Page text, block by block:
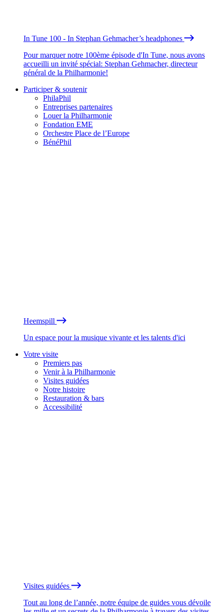
In Tune 100 - In Stephan Gehmacher’s headphones
Pour marquer notre 100ème épisode d'In Tune, nous avons
accueilli un invité spécial: Stephan Gehmacher, directeur
général de la Philharmonie!
Participer & soutenir
PhilaPhil
Entreprises partenaires
Louer la Philharmonie
Fondation EME
Orchestre Place de l’Europe
BénéPhil
Heemspill
Un espace pour la musique vivante et les talents d'ici
Votre visite
Premiers pas
Venir à la Philharmonie
Visites guidées
Notre histoire
Restauration & bars
Accessibilité
Visites guidées
Tout au long de l’année, notre équipe de guides vous dévoile